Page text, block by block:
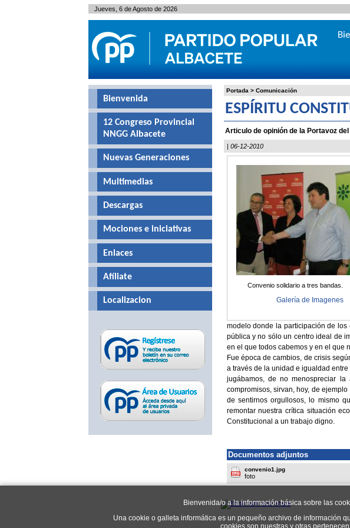
Bienvenida/o a la información básica sobre las
Una cookie o galleta informática es un pequeño archivo de información
cookies son nuestras y otras
Portada > Comunicación
ESPÍRITU
Articulo de opinión de la Portavoz
| 06-12-2010
Convenio solidario a tres bandas.
Galería de Imagenes
modelo donde la participación de
pública y no sólo un centro ideal de
en el que todos cabemos y en el que
Fue época de cambios, de crisis
a través de la unidad e igualdad
jugábamos, de no menospreciar
compromisos, sirvan, hoy, de
de sentirnos orgullosos, lo mismo
remontar nuestra crítica situación
Constitucional a un trabajo digno.
Documentos adjuntos
convenio1.jpg
foto
Bienvenida
12 Congreso Provincial
NNGG Albacete
Nuevas Generaciones
Multimedias
Descargas
Mociones e iniciativas
Enlaces
Afíliate
Localizacion
Jueves, 6 de Agosto de 2026